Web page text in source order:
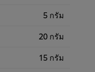
5 กรัม
20 กรัม
15 กรัม